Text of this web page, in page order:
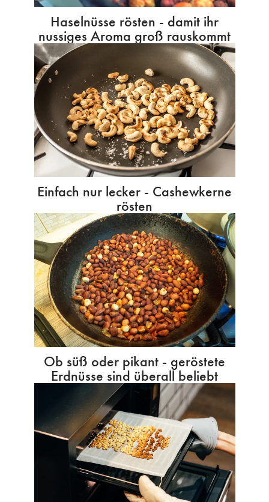
Haselnüsse rösten - damit ihr
nussiges Aroma groß rauskommt
Einfach nur lecker - Cashewkerne
rösten
Ob süß oder pikant - geröstete
Erdnüsse sind überall beliebt